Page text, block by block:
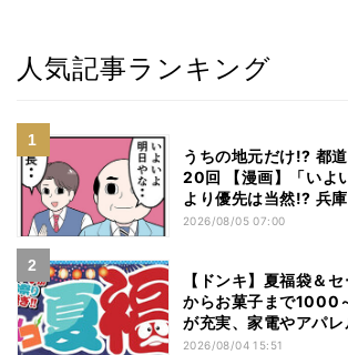
人気記事ランキング
うちの地元だけ!? 都
20回 【漫画】「いよ
より優先は当然!? 兵
熱すぎた
2026/08/05 07:00
【ドンキ】夏福袋＆
からお菓子まで1000
が充実、家電やアパ
特価
2026/08/04 15:51